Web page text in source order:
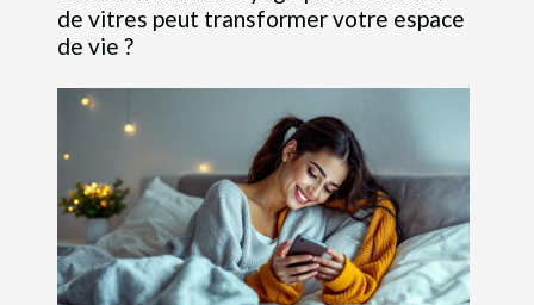
de vitres peut transformer votre espace
de vie ?